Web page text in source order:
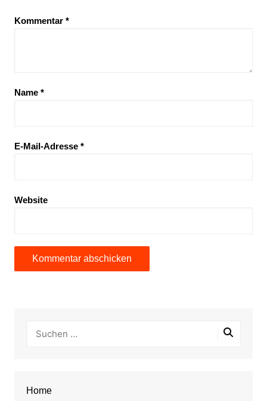
Kommentar *
Name *
E-Mail-Adresse *
Website
Home